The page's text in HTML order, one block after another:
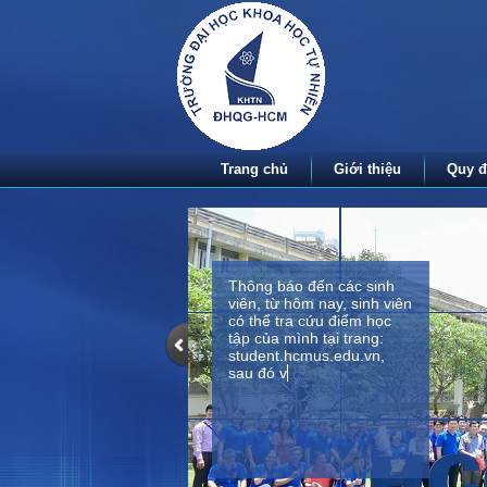
Thông báo đến các sinh
viên, từ hôm nay, sinh viên
có thể tra cứu điểm học
tập của mình tại trang:
student.hcmus.edu.vn,
sau đó vào mục kết quả
học
Trang chủ Giới thiệu Quy